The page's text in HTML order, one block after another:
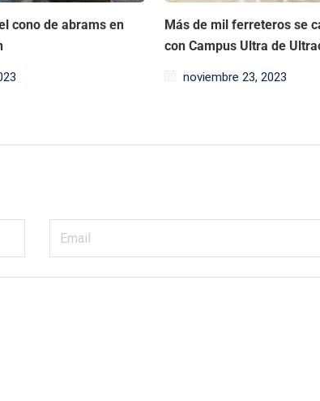
cono de abrams en
Más de mil ferreteros se
con Campus Ultra de
noviembre 23, 2023